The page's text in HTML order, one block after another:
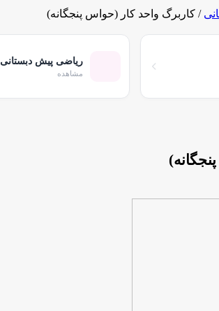
/ کاربرگ واحد کار (حواس پنجگانه)
ریاضی پیش دبستانی
مشاهده